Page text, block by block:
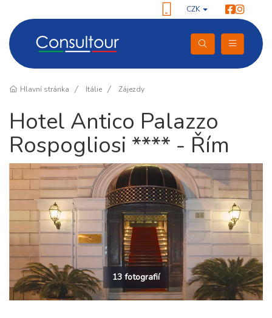
CZK
Hlavní stránka Itálie Zájezdy
Hotel Antico Palazzo
Rospogliosi **** - Řím
13 fotografií